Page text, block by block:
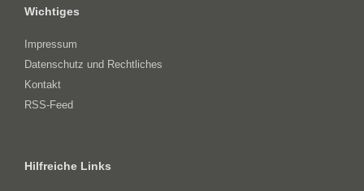
Wichtiges
Impressum
Datenschutz und Rechtliches
Kontakt
RSS-Feed
Hilfreiche Links